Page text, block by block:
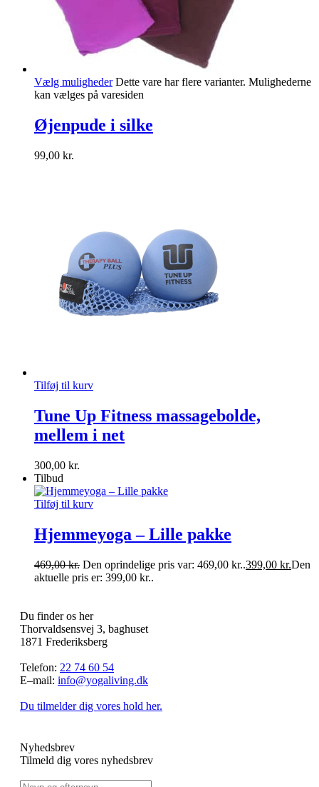
Vælg muligheder Dette vare har flere varianter. Mulighederne
kan vælges på varesiden
Øjenpude i silke
99,00 kr.
Tilføj til kurv
Tune Up Fitness massagebolde,
mellem i net
300,00 kr.
Tilbud
Tilføj til kurv
Hjemmeyoga – Lille pakke
469,00kr. Den oprindelige pris var: 469,00 kr..399,00 kr.Den
aktuelle pris er: 399,00 kr..
Du finder os her
Thorvaldsensvej 3, baghuset
1871 Frederiksberg
Telefon: 22 74 60 54
E–mail: info@yogaliving.dk
Du tilmelder dig vores hold her.
Nyhedsbrev
Tilmeld dig vores nyhedsbrev